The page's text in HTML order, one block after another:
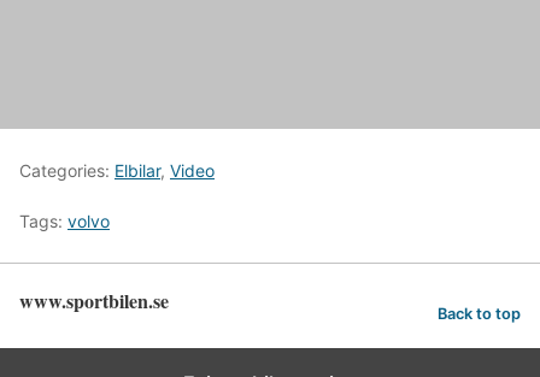
Categories: Elbilar, Video
Tags: volvo
www.sportbilen.se Back to top